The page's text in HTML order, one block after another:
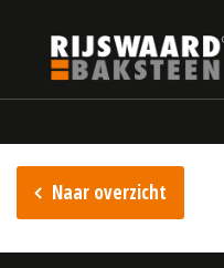
Naar overzicht